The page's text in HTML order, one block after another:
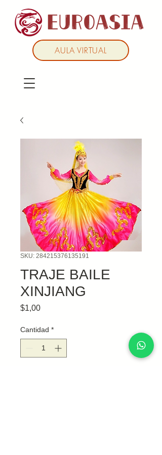
AULA VIRTUAL
SKU: 284215376135191
TRAJE BAILE
XINJIANG
$1,00Precio
Cantidad *